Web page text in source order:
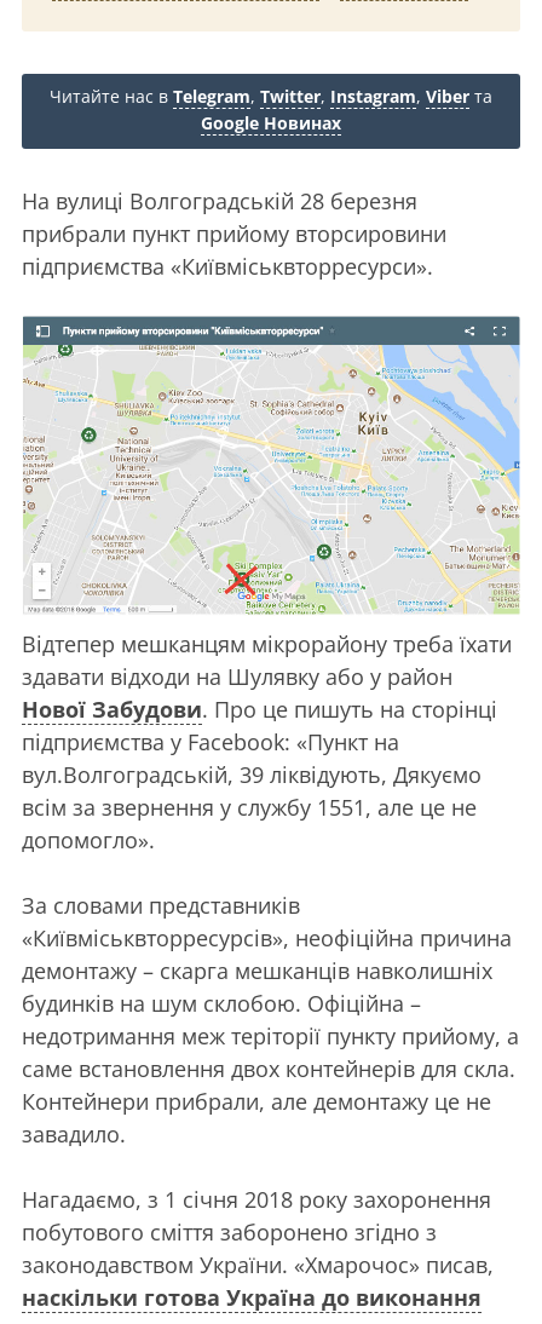
Читайте нас в Telegram, Twitter, Instagram, Viber та
Google Новинах
На вулиці Волгоградській 28 березня
прибрали пункт прийому вторсировини
підприємства «Київміськвторресурси».
Відтепер мешканцям мікрорайону треба їхати
здавати відходи на Шулявку або у район
Нової Забудови. Про це пишуть на сторінці
підприємства у Facebook: «Пункт на
вул.Волгоградській, 39 ліквідують, Дякуємо
всім за звернення у службу 1551, але це не
допомогло».
За словами представників
«Київміськвторресурсів», неофіційна причина
демонтажу – скарга мешканців навколишніх
будинків на шум склобою. Офіційна –
недотримання меж теріторії пункту прийому, а
саме встановлення двох контейнерів для скла.
Контейнери прибрали, але демонтажу це не
завадило.
Нагадаємо, з 1 січня 2018 року захоронення
побутового сміття заборонено згідно з
законодавством України. «Хмарочос» писав,
наскільки готова Україна до виконання